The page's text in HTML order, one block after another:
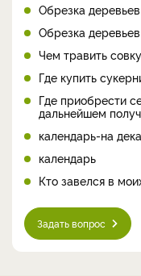
Обрезка
Обрезка деревьев
Чем травить
Где купить
Где приобрести
дальнейшем
календарь-на
календарь
Кто завелся в
Задать вопрос